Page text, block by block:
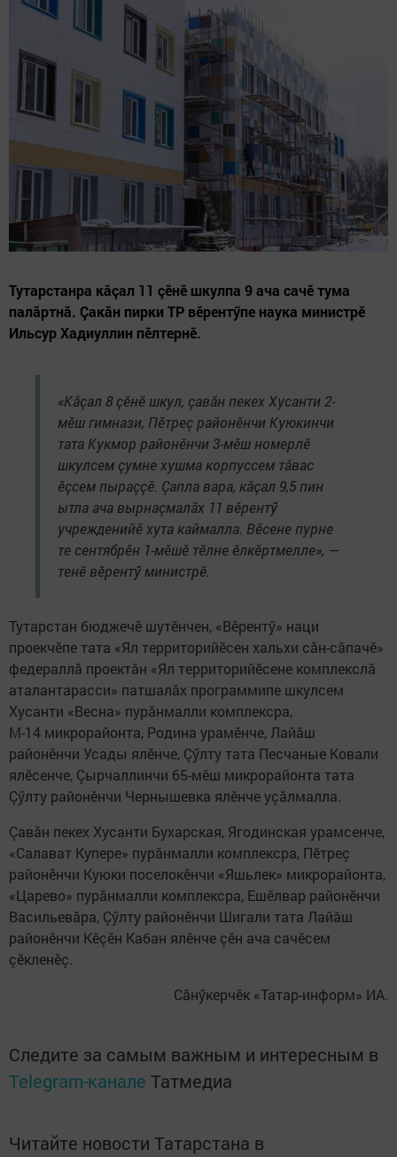
Тутарстанра кăçал 11 çӗнӗ шкулпа 9 ача сачӗ тума
палăртнă. Çакăн пирки ТР вӗрентӳпе наука министрӗ
Ильсур Хадиуллин пӗлтернӗ.
«Кăçал 8 çӗнӗ шкул, çавăн пекех Хусанти 2-
мӗш гимнази, Пӗтреç районӗнчи Куюкинчи
тата Кукмор районӗнчи 3-мӗш номерлӗ
шкулсем çумне хушма корпуссем тăвас
ӗçсем пыраççӗ. Çапла вара, кăçал 9,5 пин
ытла ача вырнаçмалăх 11 вӗрентӳ
учрежденийӗ хута каймалла. Вӗсене пурне
те сентябрӗн 1-мӗшӗ тӗлне ӗлкӗртмелле», —
тенӗ вӗрентӳ министрӗ.
Тутарстан бюджечӗ шутӗнчен, «Вӗрентӳ» наци
проекчӗпе тата «Ял территорийӗсен хальхи сăн-сăпачӗ»
федераллă проектăн «Ял территорийӗсене комплекслă
аталантарасси» патшалăх программипе шкулсем
Хусанти «Весна» пурăнмалли комплексра,
М-14 микрорайонта, Родина урамӗнче, Лайăш
районӗнчи Усады ялӗнче, Çӳлту тата Песчаные Ковали
ялӗсенче, Çырчаллинчи 65-мӗш микрорайонта тата
Çӳлту районӗнчи Чернышевка ялӗнче уçăлмалла.
Çавăн пекех Хусанти Бухарская, Ягодинская урамсенче,
«Салават Купере» пурăнмалли комплексра, Пӗтреç
районӗнчи Куюки поселокӗнчи «Яшьлек» микрорайонта,
«Царево» пурăнмалли комплексра, Ешӗлвар районӗнчи
Васильевăра, Çӳлту районӗнчи Шигали тата Лайăш
районӗнчи Кӗçӗн Кабан ялӗнче çӗн ача сачӗсем
çӗкленӗç.
Сăнӳкерчӗк «Татар-информ» ИА.
Следите за самым важным и интересным в
Telegram-канале Татмедиа
Читайте новости Татарстана в